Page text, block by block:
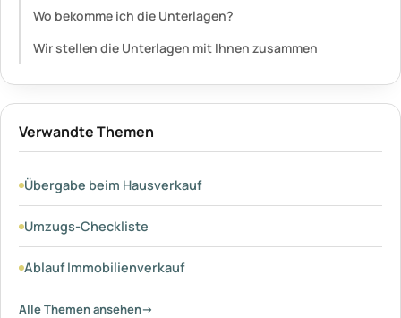
Wo bekomme ich die Unterlagen?
Wir stellen die Unterlagen mit Ihnen zusammen
Verwandte Themen
Übergabe beim Hausverkauf
Umzugs-Checkliste
Ablauf Immobilienverkauf
Alle Themen ansehen→